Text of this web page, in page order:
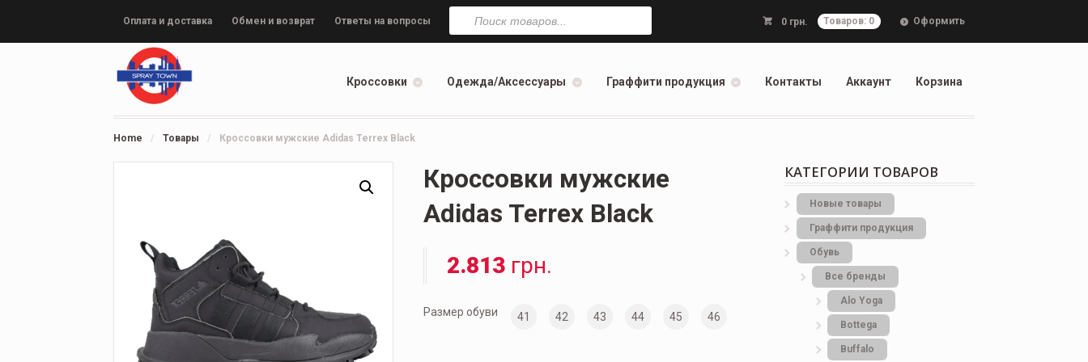
Оплата и доставка Обмен и возврат Ответы на вопросы 0 грн. Товаров: 0 Оформить
Поиск
товаров
Кроссовки Одежда/Аксессуары Граффити продукция Контакты Аккаунт Корзина
Home / Товары / Кроссовки мужские Adidas Terrex Black
Кроссовки мужские
Adidas Terrex Black
2.813 грн.
Размер обуви 41 42 43 44 45 46
КАТЕГОРИИ ТОВАРОВ
Новые товары
Граффити продукция
Обувь
Все бренды
Alo Yoga
Bottеga
Buffalo